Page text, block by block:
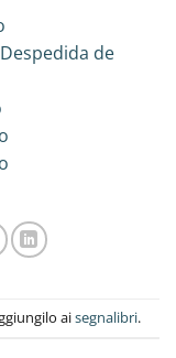
Despedida de
aisegnalibri.